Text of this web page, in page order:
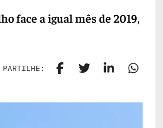
face a igual mês de 2019,
PARTILHE: